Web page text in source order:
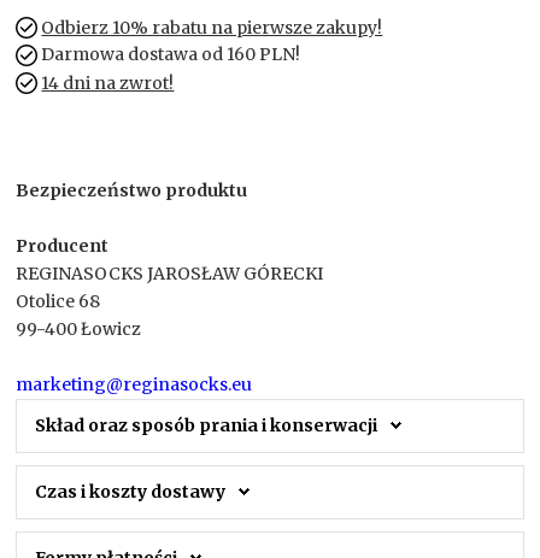
Odbierz 10% rabatu na pierwsze zakupy!
Darmowa dostawa od 160 PLN!
14 dni na zwrot!
Bezpieczeństwo produktu
Producent
REGINASOCKS JAROSŁAW GÓRECKI
Otolice 68
99-400 Łowicz
marketing@reginasocks.eu
Skład oraz sposób prania i konserwacji
Czas i koszty dostawy